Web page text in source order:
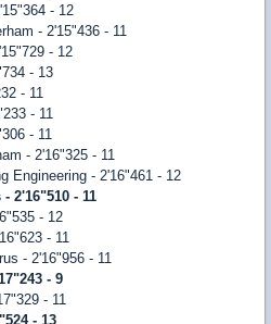
- 12
- 2'15"436 - 11
- 12
- 13
- 11
- 11
- 11
- 2'16"325 - 11
Engineering - 2'16"461 - 12
2'16"510 - 11
- 12
- 11
- 2'16"956 - 11
- 9
- 11
- 13